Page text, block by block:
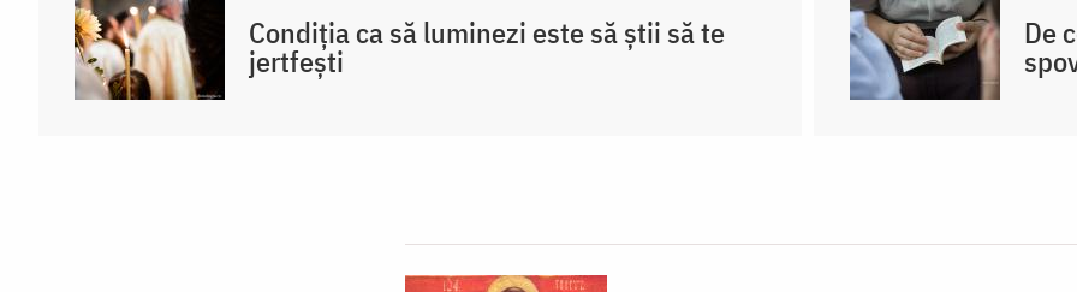
Condiția ca să luminezi este să știi să te
jertfești
De